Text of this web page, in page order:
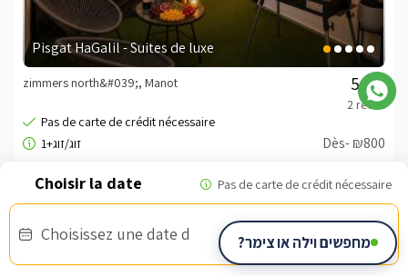
Choisissez une date d
Pisgat HaGalil - Suites de luxe
/5
zimmers north&#039;, Manot
Dès- ₪800
Bon d'armée
מחפשים וילה או צימר?